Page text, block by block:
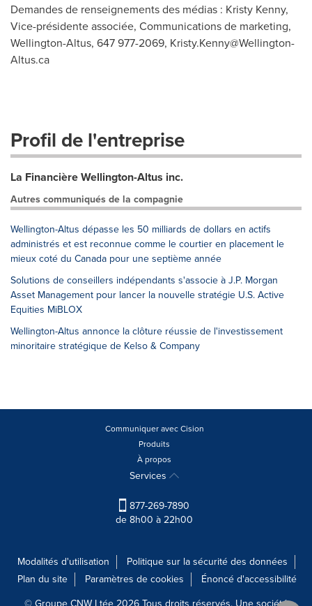
Demandes de renseignements des médias : Kristy Kenny,
Vice-présidente associée, Communications de marketing,
Wellington-Altus, 647 977-2069, Kristy.Kenny@Wellington-
Altus.ca
Profil de l'entreprise
La Financière Wellington-Altus inc.
Autres communiqués de la compagnie
Wellington-Altus dépasse les 50 milliards de dollars en actifs
administrés et est reconnue comme le courtier en placement le
mieux coté du Canada pour une septième année
Solutions de conseillers indépendants s'associe à J.P. Morgan
Asset Management pour lancer la nouvelle stratégie U.S. Active
Equities MiBLOX
Wellington-Altus annonce la clôture réussie de l'investissement
minoritaire stratégique de Kelso & Company
Communiquer avec Cision
Produits
À propos
Services
877-269-7890
de 8h00 à 22h00
Modalités d'utilisation
Politique sur la sécurité des données
Plan du site
Paramètres de cookies
Énoncé d'accessibilité